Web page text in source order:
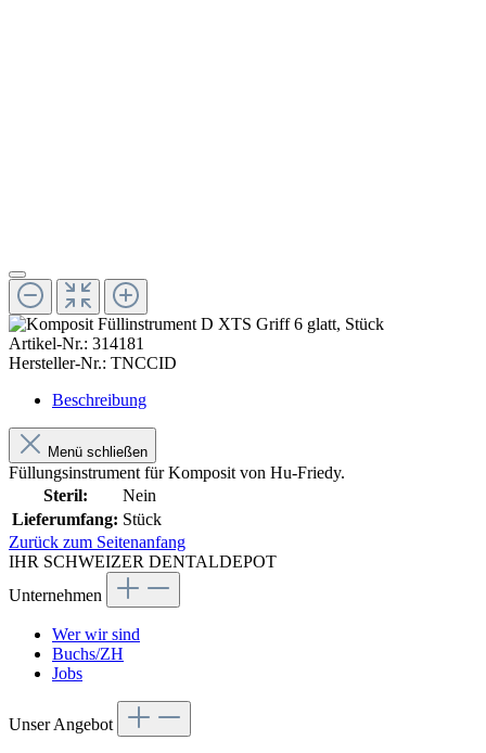
Artikel-Nr.: 314181
Hersteller-Nr.: TNCCID
Beschreibung
Menü schließen
Füllungsinstrument für Komposit von Hu-Friedy.
Steril:
Nein
Lieferumfang: Stück
Zurück zum Seitenanfang
IHR SCHWEIZER DENTALDEPOT
Unternehmen
Wer wir sind
Buchs/ZH
Jobs
Unser Angebot